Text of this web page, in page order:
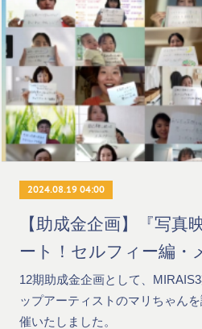
2024.08.19 04:00
【助成金企画】『写真
ート！セルフィー編・
12期助成金企画として、
ップアーティストのマリちゃん
催いたしました。